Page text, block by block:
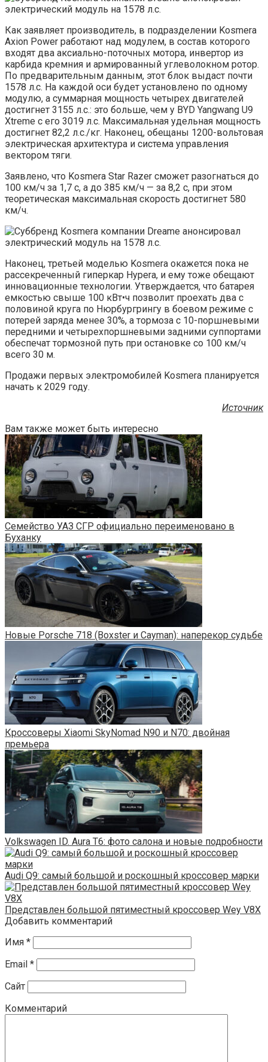
Как заявляет производитель, в подразделении Kosmera
Axion Power работают над модулем, в состав которого
входят два аксиально-поточных мотора, инвертор из
карбида кремния и армированный углеволокном ротор.
По предварительным данным, этот блок выдаст почти
1578 л.с. На каждой оси будет установлено по одному
модулю, а суммарная мощность четырех двигателей
достигнет 3155 л.с.: это больше, чем у BYD Yangwang U9
Xtreme с его 3019 л.с. Максимальная удельная мощность
достигнет 82,2 л.с./кг. Наконец, обещаны 1200-вольтовая
электрическая архитектура и система управления
вектором тяги.
Заявлено, что Kosmera Star Razer сможет разогнаться до
100 км/ч за 1,7 с, а до 385 км/ч — за 8,2 с, при этом
теоретическая максимальная скорость достигнет 580
км/ч.
Наконец, третьей моделью Kosmera окажется пока не
рассекреченный гиперкар Hypera, и ему тоже обещают
инновационные технологии. Утверждается, что батарея
емкостью свыше 100 кВт•ч позволит проехать два с
половиной круга по Нюрбургрингу в боевом режиме с
потерей заряда менее 30%, а тормоза с 10-поршневыми
передними и четырехпоршневыми задними суппортами
обеспечат тормозной путь при остановке со 100 км/ч
всего 30 м.
Продажи первых электромобилей Kosmera планируется
начать к 2029 году.
Источник
Вам также может быть интересно
Семейство УАЗ СГР официально переименовано в
Буханку
Новые Porsche 718 (Boxster и Cayman): наперекор судьбе
Кроссоверы Xiaomi SkyNomad N90 и N70: двойная
премьера
Volkswagen ID. Aura T6: фото салона и новые подробности
Audi Q9: самый большой и роскошный кроссовер марки
Представлен большой пятиместный кроссовер Wey V8X
Добавить комментарий
Имя *
Email *
Сайт
Комментарий